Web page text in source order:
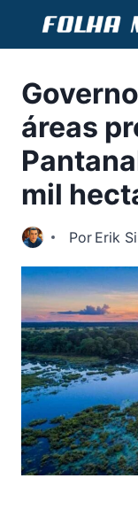
Conteúdo
áreas
mil
Por Erik